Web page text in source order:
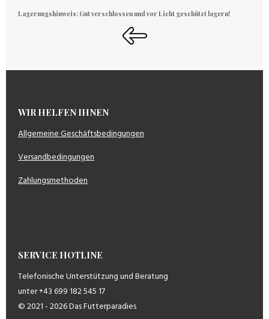
Lagerungshinweis: Gut verschlossen und vor Licht geschützt lagern!
WIR HELFEN IHNEN
Allgemeine Geschäftsbedingungen
Versandbedingungen
Zahlungsmethoden
SERVICE HOTLINE
Telefonische Unterstützung und Beratung
unter +43 699 182 545 17
© 2021 - 2026 Das Futterparadies